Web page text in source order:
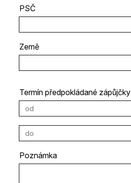
PSČ
Země
Termín předpokládané zápůjčky
Poznámka